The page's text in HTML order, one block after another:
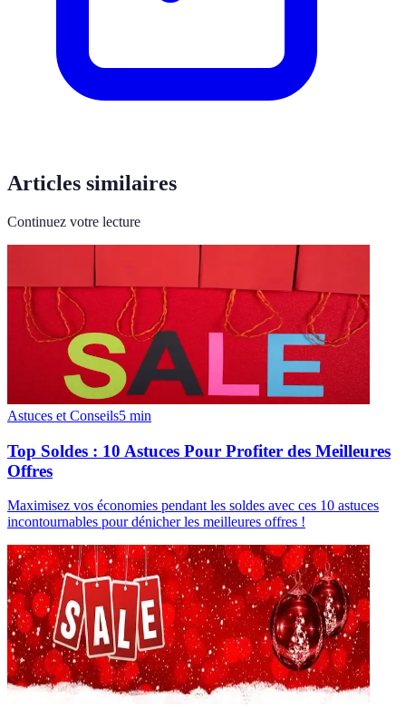
Articles similaires
Continuez votre lecture
Astuces et Conseils5 min
Top Soldes : 10 Astuces Pour Profiter des Meilleures
Offres
Maximisez vos économies pendant les soldes avec ces 10 astuces
incontournables pour dénicher les meilleures offres !